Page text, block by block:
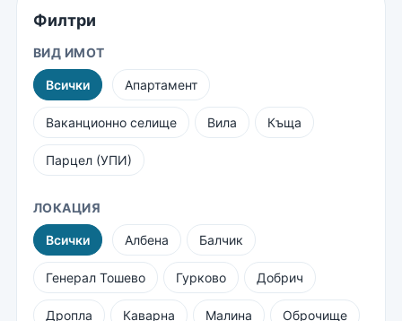
Филтри
ВИД ИМОТ
Всички Апартамент
Ваканционно селище Вила Къща
Парцел (УПИ)
ЛОКАЦИЯ
Всички Албена Балчик
Генерал Тошево Гурково Добрич
Дропла Каварна Малина Оброчище